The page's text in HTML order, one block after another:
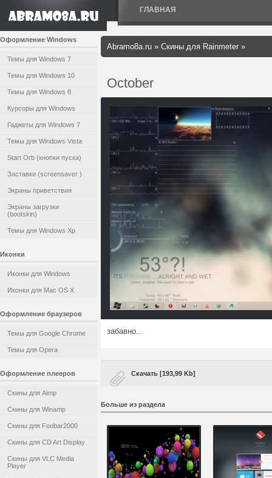
ГЛАВНАЯ
Оформление Windows
Темы для Windows 7
Темы для Windows 10
Темы для Windows 8
Курсоры для Windows
Гаджеты для Windows 7
Темы для Windows Vista
Start Orb (кнопки пуска)
Заставки (screensaver )
Экраны приветствия
Экраны загрузки
(bootskin)
Темы для Windows Xp
Иконки
Иконки для Windows
Иконки для Mac OS X
Оформление браузеров
Темы для Google Chrome
Темы для Opera
Оформление плееров
Скины для Aimp
Скины для Winamp
Скины для Foobar2000
Скины для CD Art Display
Скины для VLC Media
Player
Abramo8a.ru » Скины для Rainmeter »
October
забавно...
Скачать [193,99 Kb]
Больше из раздела